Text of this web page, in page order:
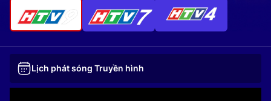
Lịch phát sóng Truyền hình